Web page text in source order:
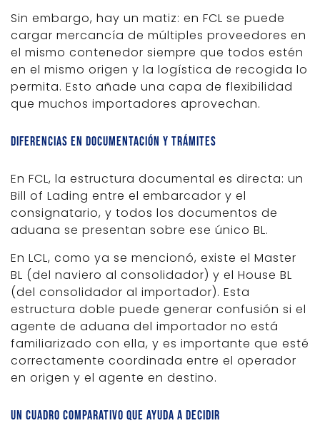
Sin embargo, hay un matiz: en FCL se puede
cargar mercancía de múltiples proveedores en
el mismo contenedor siempre que todos estén
en el mismo origen y la logística de recogida lo
permita. Esto añade una capa de flexibilidad
que muchos importadores aprovechan.
Diferencias en documentación y trámites
En FCL, la estructura documental es directa: un
Bill of Lading entre el embarcador y el
consignatario, y todos los documentos de
aduana se presentan sobre ese único BL.
En LCL, como ya se mencionó, existe el Master
BL (del naviero al consolidador) y el House BL
(del consolidador al importador). Esta
estructura doble puede generar confusión si el
agente de aduana del importador no está
familiarizado con ella, y es importante que esté
correctamente coordinada entre el operador
en origen y el agente en destino.
Un cuadro comparativo que ayuda a decidir